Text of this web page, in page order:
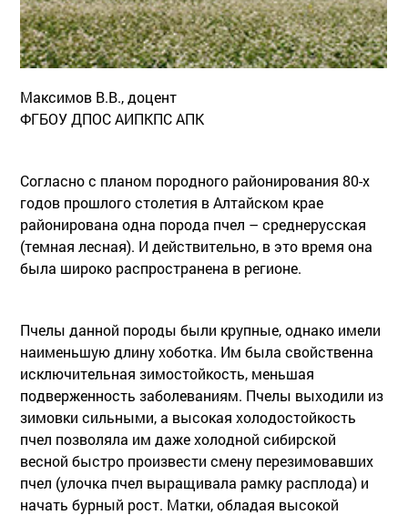
Максимов В.В., доцент
ФГБОУ ДПОС АИПКПС АПК
Согласно с планом породного районирования 80-х
годов прошлого столетия в Алтайском крае
районирована одна порода пчел – среднерусская
(темная лесная). И действительно, в это время она
была широко распространена в регионе.
Пчелы данной породы были крупные, однако имели
наименьшую длину хоботка. Им была свойственна
исключительная зимостойкость, меньшая
подверженность заболеваниям. Пчелы выходили из
зимовки сильными, а высокая холодостойкость
пчел позволяла им даже холодной сибирской
весной быстро произвести смену перезимовавших
пчел (улочка пчел выращивала рамку расплода) и
начать бурный рост. Матки, обладая высокой